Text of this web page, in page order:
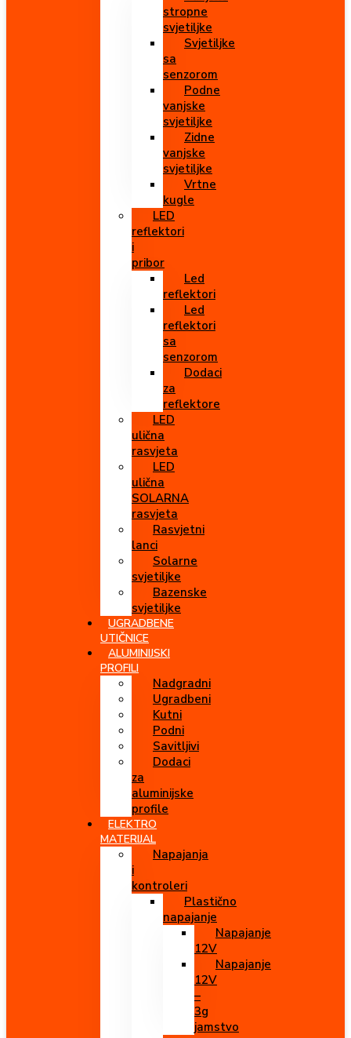
stropne
svjetiljke
Svjetiljke
sa
senzorom
Podne
vanjske
svjetiljke
Zidne
vanjske
svjetiljke
Vrtne
kugle
LED
reflektori
i
pribor
Led
reflektori
Led
reflektori
sa
senzorom
Dodaci
za
reflektore
LED
ulična
rasvjeta
LED
ulična
SOLARNA
rasvjeta
Rasvjetni
lanci
Solarne
svjetiljke
Bazenske
svjetiljke
UGRADBENE
UTIČNICE
ALUMINIJSKI
PROFILI
Nadgradni
Ugradbeni
Kutni
Podni
Savitljivi
Dodaci
za
aluminijske
profile
ELEKTRO
MATERIJAL
Napajanja
i
kontroleri
Plastično
napajanje
Napajanje
12V
Napajanje
12V
–
3g
jamstvo